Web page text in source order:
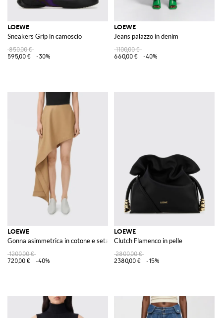
LOEWE
Sneakers Grip in camoscio
850,00 €
595,00 €
-30%
LOEWE
Jeans palazzo in denim
1100,00 €
660,00 €
-40%
LOEWE
Gonna asimmetrica in cotone e seta
1200,00 €
720,00 €
-40%
LOEWE
Clutch Flamenco in pelle
2800,00 €
2380,00 €
-15%